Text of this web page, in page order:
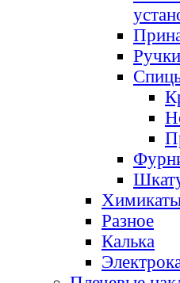
Разное
Калька